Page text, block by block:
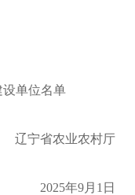
设单位名单
辽宁省农业农村厅
2025年9月 1 日